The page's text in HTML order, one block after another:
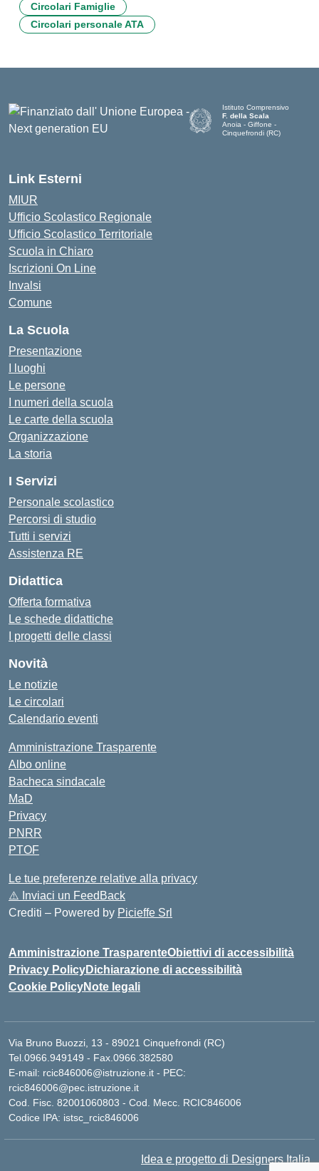
Circolari Famiglie
Circolari personale ATA
Istituto Comprensivo
F. della Scala
Anoia - Giffone -
Cinquefrondi (RC)
Link Esterni
MIUR
Ufficio Scolastico Regionale
Ufficio Scolastico Territoriale
Scuola in Chiaro
Iscrizioni On Line
Invalsi
Comune
La Scuola
Presentazione
I luoghi
Le persone
I numeri della scuola
Le carte della scuola
Organizzazione
La storia
I Servizi
Personale scolastico
Percorsi di studio
Tutti i servizi
Assistenza RE
Didattica
Offerta formativa
Le schede didattiche
I progetti delle classi
Novità
Le notizie
Le circolari
Calendario eventi
Amministrazione Trasparente
Albo online
Bacheca sindacale
MaD
Privacy
PNRR
PTOF
Le tue preferenze relative alla privacy
⚠️ Inviaci un FeedBack
Crediti – Powered by Picieffe Srl
Amministrazione TrasparenteObiettivi di accessibilità
Privacy PolicyDichiarazione di accessibilità
Cookie PolicyNote legali
Via Bruno Buozzi, 13 - 89021 Cinquefrondi (RC)
Tel.0966.949149 - Fax.0966.382580
E-mail: rcic846006@istruzione.it - PEC:
rcic846006@pec.istruzione.it
Cod. Fisc. 82001060803 - Cod. Mecc. RCIC846006
Codice IPA: istsc_rcic846006
Idea e progetto di Designers Italia